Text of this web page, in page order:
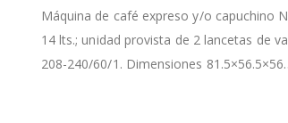
Máquina de café expreso y/o capuchino
14 lts.; unidad provista de 2 lancetas de
208-240/60/1. Dimensiones